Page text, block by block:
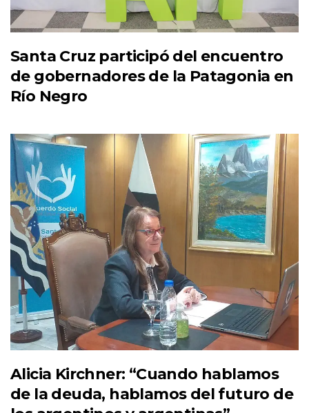
Santa Cruz participó del encuentro
de gobernadores de la Patagonia en
Río Negro
Alicia Kirchner: “Cuando hablamos
de la deuda, hablamos del futuro de